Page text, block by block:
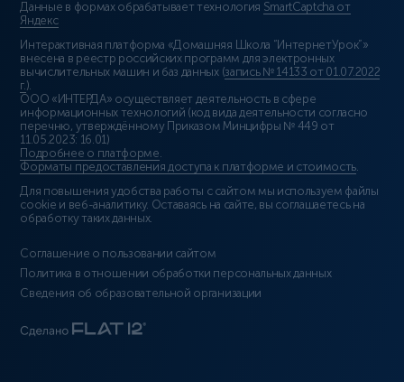
Данные в формах обрабатывает технология SmartCaptcha от
Яндекс
Интерактивная платформа «Домашняя Школа “ИнтернетУрок”»
внесена в реестр российских программ для электронных
вычислительных машин и баз данных (запись № 14133 от 01.07.2022
г.).
ООО «ИНТЕРДА» осуществляет деятельность в сфере
информационных технологий (код вида деятельности согласно
перечню, утверждённому Приказом Минцифры № 449 от
11.05.2023: 16.01)
Подробнее о платформе.
Форматы предоставления доступа к платформе и стоимость.
Для повышения удобства работы с сайтом мы используем файлы
cookie и веб-аналитику. Оставаясь на сайте, вы соглашаетесь на
обработку таких данных.
Соглашение о пользовании сайтом
Политика в отношении обработки персональных данных
Сведения об образовательной организации